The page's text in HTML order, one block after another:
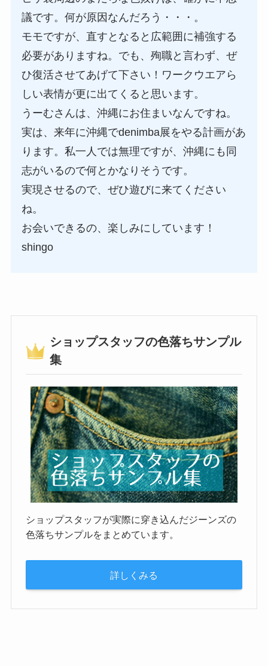
議です。何が原因なんだろう・・・。
モモですが、直すとなると広範囲に補強する
必要がありますね。でも、殉職と言わず、ぜ
ひ復活させてあげて下さい！ワークウエアら
しい表情が更に出てくると思います。
うーむさんは、沖縄にお住まいなんですね。
実は、来年に沖縄でdenimba展をやる計画があ
ります。私一人では無理ですが、沖縄にも同
志がいるので何とかなりそうです。
実現させるので、ぜひ遊びに来てください
ね。
お会いできるの、楽しみにしています！
shingo
ショップスタッフの色落ちサンプル
集
ショップスタッフが実際に穿き込んだジーンズの
色落ちサンプルをまとめています。
詳しくみる